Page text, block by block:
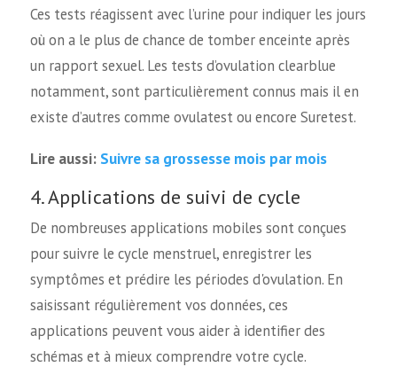
Ces tests réagissent avec l’urine pour indiquer les jours
où on a le plus de chance de tomber enceinte après
un rapport sexuel. Les tests d’ovulation clearblue
notamment, sont particulièrement connus mais il en
existe d’autres comme ovulatest ou encore Suretest.
Lire aussi: Suivre sa grossesse mois par mois
4. Applications de suivi de cycle
De nombreuses applications mobiles sont conçues
pour suivre le cycle menstruel, enregistrer les
symptômes et prédire les périodes d'ovulation. En
saisissant régulièrement vos données, ces
applications peuvent vous aider à identifier des
schémas et à mieux comprendre votre cycle.